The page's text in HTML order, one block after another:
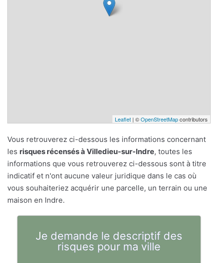
Leaflet | ©OpenStreetMapcontributors
Vous retrouverez ci-dessous les informations concernant
les risques récensés à Villedieu-sur-Indre, toutes les
informations que vous retrouverez ci-dessous sont à titre
indicatif et n'ont aucune valeur juridique dans le cas où
vous souhaiteriez acquérir une parcelle, un terrain ou une
maison en Indre.
Je demande le descriptif des
risques pour ma ville